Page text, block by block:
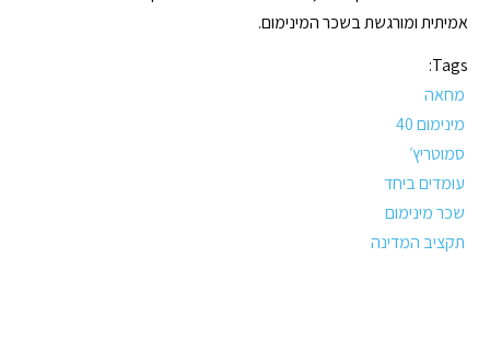
אמיתית ומורגשת בשכר המינימום.
Tags:
מחאה
מינימום 40
סמוטריץ׳
עומדים ביחד
שכר מינימום
תקציב המדינה